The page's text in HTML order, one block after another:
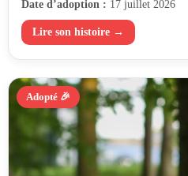
Date d’adoption : 17 juillet 2026
Lire son histoire →
Adopté 🎉